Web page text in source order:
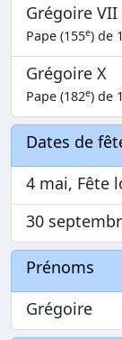
Grégoire VII
Pape (155e) de
Grégoire X
Pape (182e) de
Dates de
4 mai, Fête
30
Prénoms
Grégoire